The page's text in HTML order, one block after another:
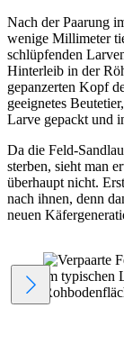
Nach der Paarung
wenige Millimeter
schlüpfenden
Hinterleib in der
gepanzerten Kopf
geeignetes
Larve gepackt und
Da die Feld-
sterben, sieht man
überhaupt nicht.
nach ihnen, denn
neuen